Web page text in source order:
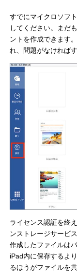
すでにマイクロソフ
してください。まだ
ントを作成できます
れ、問題がなければ
ライセンス認証を終
ンストレージサービ
作成したファイルは
iPad内に保存するよ
るほうがファイルを